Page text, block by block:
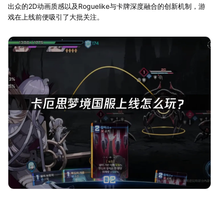
出众的2D动画质感以及Roguelike与卡牌深度融合的创新机制，游
戏在上线前便吸引了大批关注。